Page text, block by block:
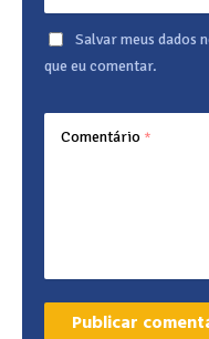
Salvar meus dados
que eu comentar.
Comentário *